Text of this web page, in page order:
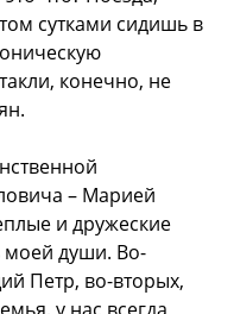
сутками сидишь в
конечно, не
– Марией
и дружеские
моей души. Во-
Петр, во-вторых,